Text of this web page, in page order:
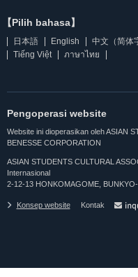
【Pilih bahasa】
日本語 English 中文（简体
Tiếng Việt
ภาษาไทย
Pengoperasi website
Website ini dioperasikan oleh ASIAN
BENESSE CORPORATION
ASIAN STUDENTS CULTURAL
Internasional
2-12-13 HONKOMAGOME,
Konsep website Kontak